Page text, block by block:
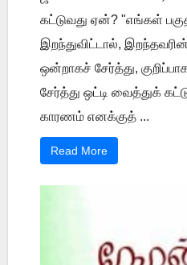
கட்டுவது ஏன்? "எங்கள்
இறந்துவிட்டால்,
ஒன்றாகச் சேர்த்து,
சேர்த்து ஒட்டி வைத்துக்
காரணம் எனக்குத் ...
Read More